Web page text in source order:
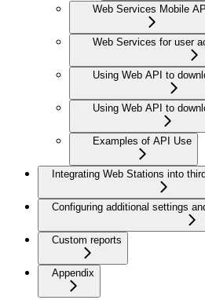
Web Services Mobile API
Web Services for user
Using Web API to
Using Web API to
Examples of API Use
Integrating Web Stations into
Configuring additional settings
Custom reports
Appendix